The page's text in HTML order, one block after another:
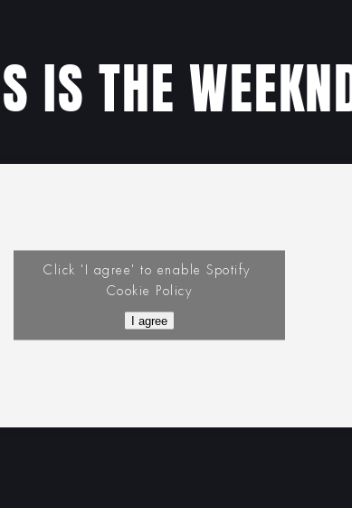
IS THE
Click 'I agree' to enable Spotify
Cookie Policy
I agree